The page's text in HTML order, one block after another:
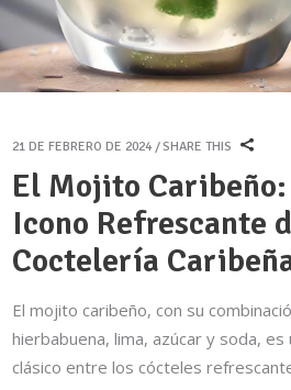
21 DE FEBRERO DE 2024 SHARE THIS
El Mojito
Icono Refrescante
Coctelería
El mojito caribeño, con su
hierbabuena, lima, azúcar y soda,
clásico entre los cócteles